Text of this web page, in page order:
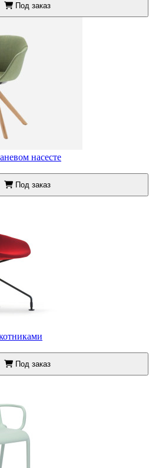
Под заказ
насесте
Под заказ
Под заказ